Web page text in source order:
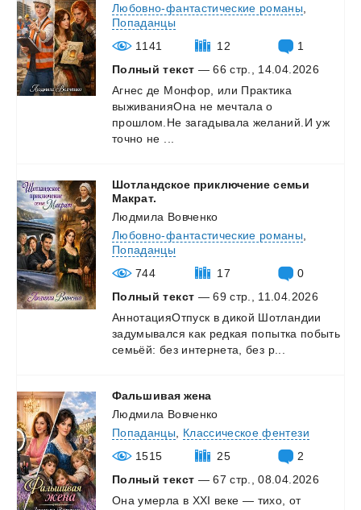
Любовно-фантастические романы
Попаданцы
1141
12
1
Полный текст — 66 стр., 14.04.2026
Агнес де Монфор, или Практика
выживанияОна не мечтала о
прошлом.Не загадывала желаний.И уж
точно не ...
Шотландское приключение семьи
Макрат.
Людмила Вовченко
Любовно-фантастические романы
Попаданцы
744
17
0
Полный текст — 69 стр., 11.04.2026
АннотацияОтпуск в дикой Шотландии
задумывался как редкая попытка побыть
семьёй: без интернета, без р...
Фальшивая жена
Людмила Вовченко
Попаданцы
Классическое фентези
1515
25
2
Полный текст — 67 стр., 08.04.2026
Она умерла в XXI веке — тихо, от